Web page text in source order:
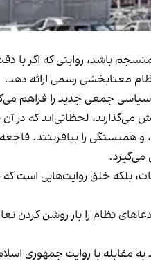
باشد، روایتی که اگر با
معنابخشی رسمی ارائه دهد.
سیاسی جمعی جدید را فراهم
لحظاتی‌اند که در
را بیافرینند.
می‌گیرد.
بلکه خلق روایت‌هایی‌
نظام را بار روشن کردن
مقابله با روایت جمهوری